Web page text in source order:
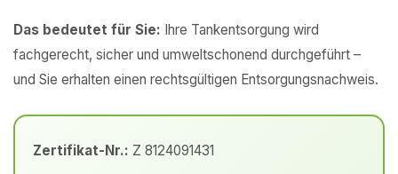
Das bedeutet für Sie: Ihre Tankentsorgung wird
fachgerecht, sicher und umweltschonend durchgeführt –
und Sie erhalten einen rechtsgültigen Entsorgungsnachweis.
Zertifikat-Nr.: Z 8124091431